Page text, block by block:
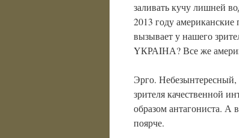
заливать кучу лишней
2013 году
вызывает у нашего
YКРАIНА? Все же
Эрго.
зрителя качественной
образом антагониста. А
поярче.